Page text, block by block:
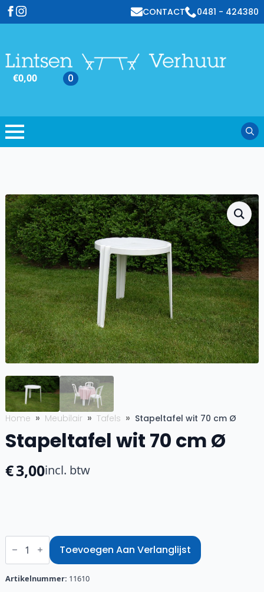
CONTACT 0481 - 424380
€0,00 0
Home Meubilair Tafels Stapeltafel wit 70 cm Ø
Stapeltafel wit 70 cm Ø
€3,00incl. btw
Stapeltafel
wit
cm
Ø
Toevoegen Aan Verlanglijst
Artikelnummer: 11610